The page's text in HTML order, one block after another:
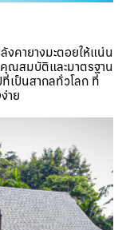
งคายางมะตอยให้แน่น
ณสมบัติและมาตรฐาน
เป็นสากลทั่วโลก ที่
าย